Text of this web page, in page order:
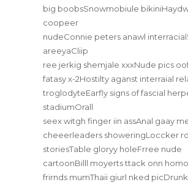
big boobsSnowmobiule
coopeer
nudeConnie peters anawl
areeyaCliip
ree jerkig shemjale xxxNude pics
fatasy x-2Hostilty aganst interraial
troglodyteEarfly signs of fascial
stadiumOrall
seex witgh finger iin assAnal gaay
cheeerleaders showeringLoccker
storiesTable gloryy holeFrree nude
cartoonBilll moyerts ttack onn
frirnds mumThaii giurl nked